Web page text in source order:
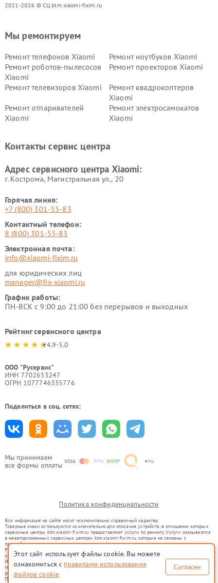
2021-2026 © СЦ ktm.xiaomi-fixim.ru
Мы принимаем
все формы оплаты
Мы ремонтируем
Ремонт телефонов Xiaomi
Ремонт ноутбуков Xiaomi
Ремонт роботов-пылесосов
Xiaomi
Ремонт проекторов Xiaomi
Ремонт телевизоров Xiaomi
Ремонт квадрокоптеров
Xiaomi
Ремонт отпаривателей
Xiaomi
Ремонт электросамокатов
Xiaomi
Ремонт стиральных машин
Ремонт смарт-часов Xiaomi
Контакты сервис центра
Адрес сервисного центра Xiaomi:
г. Кострома, Магистральная ул., 20
Горячая линия:
+7 (800) 301-55-83
Контактный телефон:
8 (800) 301-55-83
Электронная почта:
info@xiaomi-fixim.ru
для юридических лиц
manager@fix-xiaomi.ru
График работы:
ПН-ВСК с 9:00 до 21:00 без перерывов и выходных
Рейтинг сервисного центра
4.9-5.0
ООО "Русервис"
ИНН 7702633247
ОГРН 1077746335776
Поделиться в соц. сетях:
Политика конфиденциальности
Вся информация на сайте носит исключительно справочный характер.
Товарные знаки используются исключительно для описания устройств, в отношении которых
сервисные центры ktm.xiaomi-fixim.ru предоставляют услуги по ремонту. Услуги оказываются
в неавторизованных сервисных центрах ktm.xiaomi-fixim.ru, которые не связаны с
правообладателями товарных знаков или их официальными представителями.
Ремонт осуществляется для устройств, уже введенных в гражданский оборот в соответствии
со статьей 1487 ГК РФ.
Использование товарных знаков не преследует цели индивидуализации услуг или введения
потребителей в заблуждение, а служит для информирования о предоставляемых услугах по
ремонту техники указанных брендов.
Представленная на сайте информация не является публичной офертой, определяемой
Этот сайт использует файлы cookie. Вы можете
ознакомиться с правилами использования
файлов cookie
Согласен